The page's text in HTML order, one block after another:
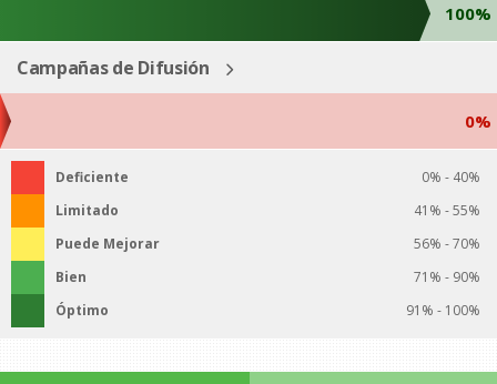
100%
Campañas de Difusión
0%
Deficiente
0% - 40%
Limitado
41% - 55%
Puede Mejorar
56% - 70%
Bien
71% - 90%
Óptimo
91% - 100%